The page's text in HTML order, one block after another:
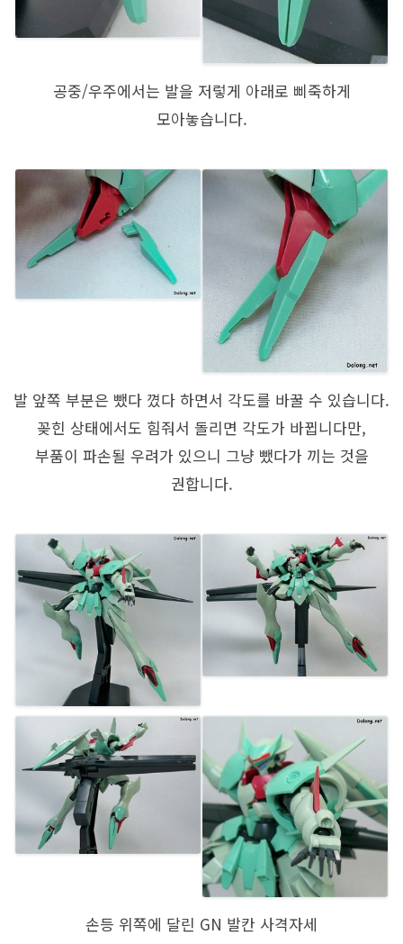
공중/우주에서는 발을 저렇게 아래로 삐죽하게
모아놓습니다.
발 앞쪽 부분은 뺐다 꼈다 하면서 각도를 바꿀 수 있습니다.
꽂힌 상태에서도 힘줘서 돌리면 각도가 바뀝니다만,
부품이 파손될 우려가 있으니 그냥 뺐다가 끼는 것을
권합니다.
손등 위쪽에 달린 GN 발칸 사격자세